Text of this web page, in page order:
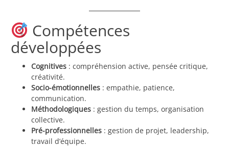
Compétences
développées
Cognitives : compréhension active, pensée critique,
créativité.
Socio-émotionnelles : empathie, patience,
communication.
Méthodologiques : gestion du temps, organisation
collective.
Pré-professionnelles : gestion de projet, leadership,
travail d’équipe.